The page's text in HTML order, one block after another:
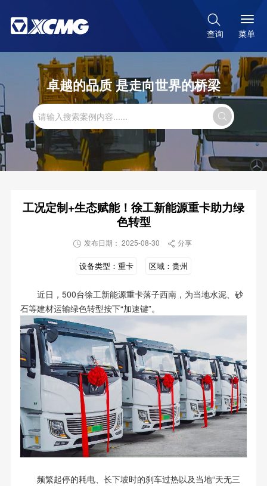

查询 菜单
卓越的品质 是走向世界的桥梁

工况定制+生态赋能！徐工新能源重卡助力绿
色转型
 发布日期： 2025-08-30  分享
设备类型： 重卡 区域： 贵州
近日，500台徐工新能源重卡落子西南，为当地水泥、砂
石等建材运输绿色转型按下“加速键”。
频繁起停的耗电、长下坡时的刹车过热以及当地“天无三